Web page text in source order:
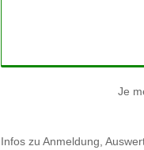
Je
Infos zu Anmeldung,